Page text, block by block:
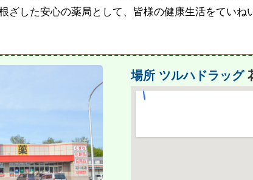
ざした安心の薬局として、皆様の健康生活をてい
場所 ツルハドラッグ